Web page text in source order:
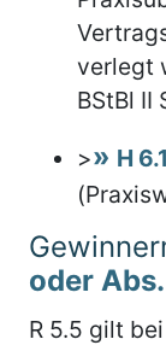
verlegt
BStBl II
>
H 6.1
oder
R 5.5 gilt